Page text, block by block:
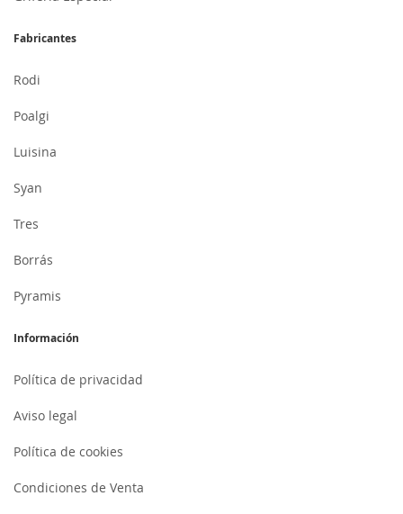
Fabricantes
Rodi
Poalgi
Luisina
Syan
Tres
Borrás
Pyramis
Información
Política de privacidad
Aviso legal
Política de cookies
Condiciones de Venta